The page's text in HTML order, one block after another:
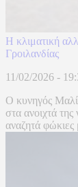
Η κλιματική
Γροιλανδίας
11/02/2026 -
Ο κυνηγός
στα ανοιχτά
αναζητά